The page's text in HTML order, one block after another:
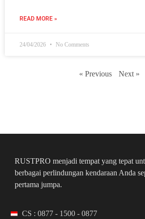
READ MORE »
24/04/2026 No Comments
« Previous Next »
RUSTPRO menjadi tempat yang tepat
berbagai perlindungan kendaraan Anda
pertama jumpa.
CS : 0877 - 1500 - 0877